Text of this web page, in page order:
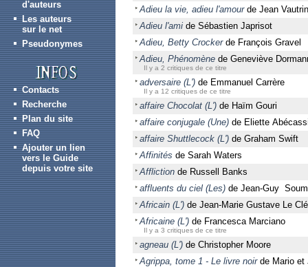
d'auteurs
Les auteurs
sur le net
Pseudonymes
Contacts
Recherche
Plan du site
FAQ
Ajouter un lien
vers le Guide
depuis votre site
Adieu la vie, adieu l'amourde Jean Vautrin
Adieu l'ami de Sébastien Japrisot
Adieu, Betty Crockerde François Gravel
Adieu, Phénomène de Geneviève
Il y a 2 critiques de ce titre
adversaire (L') de Emmanuel Carrère
Il y a 12 critiques de ce titre
affaire Chocolat (L') de Haïm Gouri
affaire conjugale (Une) de Eliette
affaire Shuttlecock (L') de Graham Swift
Affinités de Sarah Waters
Affliction de Russell Banks
affluents du ciel (Les) de Jean-Guy
Africain (L') de Jean-Marie Gustave Le
Africaine (L') de Francesca Marciano
Il y a 3 critiques de ce titre
agneau (L') de Christopher Moore
Agrippa, tome 1 - Le livre noirde Mario et